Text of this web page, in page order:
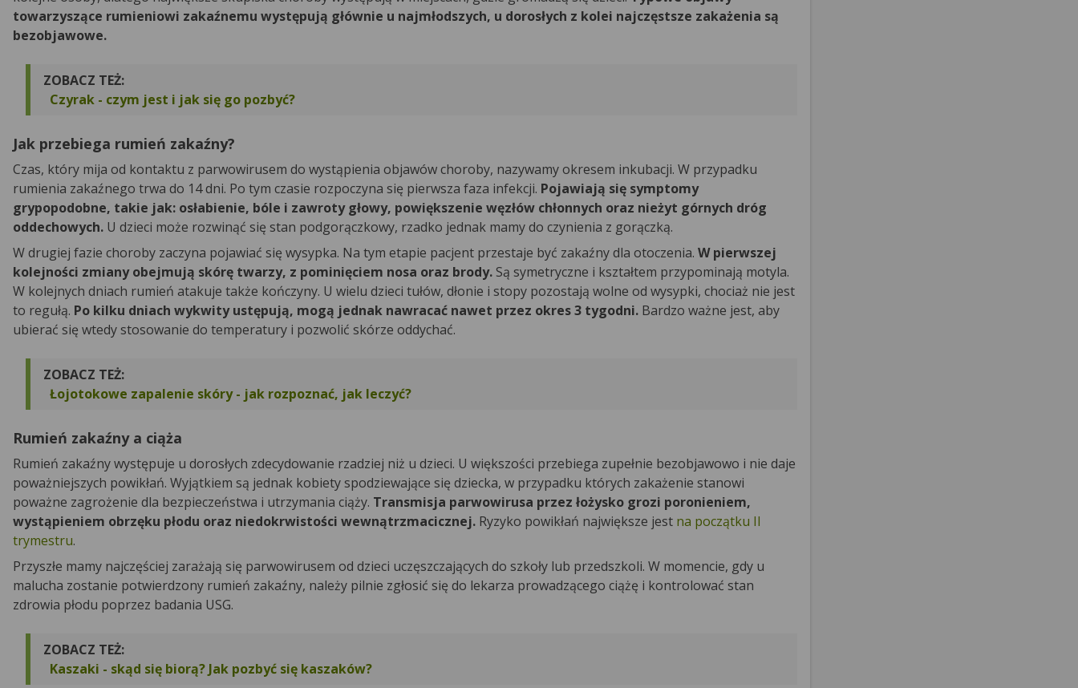
towarzyszące rumieniowi zakaźnemu występują głównie u najmłodszych, u dorosłych z kolei najczęstsze zakażenia są
bezobjawowe.
ZOBACZ TEŻ:
Czyrak - czym jest i jak się go pozbyć?
Jak przebiega rumień zakaźny?
Czas, który mija od kontaktu z parwowirusem do wystąpienia objawów choroby, nazywamy okresem inkubacji. W przypadku
rumienia zakaźnego trwa do 14 dni. Po tym czasie rozpoczyna się pierwsza faza infekcji. Pojawiają się symptomy
grypopodobne, takie jak: osłabienie, bóle i zawroty głowy, powiększenie węzłów chłonnych oraz nieżyt górnych dróg
oddechowych. U dzieci może rozwinąć się stan podgorączkowy, rzadko jednak mamy do czynienia z gorączką.
W drugiej fazie choroby zaczyna pojawiać się wysypka. Na tym etapie pacjent przestaje być zakaźny dla otoczenia. W pierwszej
kolejności zmiany obejmują skórę twarzy, z pominięciem nosa oraz brody. Są symetryczne i kształtem przypominają motyla.
W kolejnych dniach rumień atakuje także kończyny. U wielu dzieci tułów, dłonie i stopy pozostają wolne od wysypki, chociaż nie jest
to regułą. Po kilku dniach wykwity ustępują, mogą jednak nawracać nawet przez okres 3 tygodni. Bardzo ważne jest, aby
ubierać się wtedy stosowanie do temperatury i pozwolić skórze oddychać.
ZOBACZ TEŻ:
Łojotokowe zapalenie skóry - jak rozpoznać, jak leczyć?
Rumień zakaźny a ciąża
Rumień zakaźny występuje u dorosłych zdecydowanie rzadziej niż u dzieci. U większości przebiega zupełnie bezobjawowo i nie daje
poważniejszych powikłań. Wyjątkiem są jednak kobiety spodziewające się dziecka, w przypadku których zakażenie stanowi
poważne zagrożenie dla bezpieczeństwa i utrzymania ciąży. Transmisja parwowirusa przez łożysko grozi poronieniem,
wystąpieniem obrzęku płodu oraz niedokrwistości wewnątrzmacicznej. Ryzyko powikłań największe jest na początku II
trymestru.
Przyszłe mamy najczęściej zarażają się parwowirusem od dzieci uczęszczających do szkoły lub przedszkoli. W momencie, gdy u
malucha zostanie potwierdzony rumień zakaźny, należy pilnie zgłosić się do lekarza prowadzącego ciążę i kontrolować stan
zdrowia płodu poprzez badania USG.
ZOBACZ TEŻ:
Kaszaki - skąd się biorą? Jak pozbyć się kaszaków?